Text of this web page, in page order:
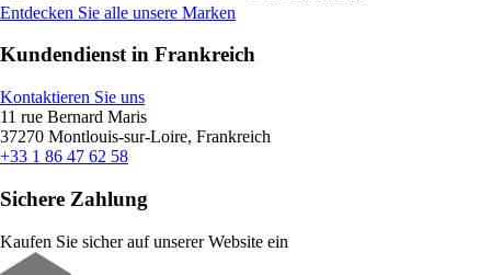
Entdecken Sie alle unsere Marken
Kundendienst in Frankreich
Kontaktieren Sie uns
11 rue Bernard Maris
37270 Montlouis-sur-Loire, Frankreich
+33 1 86 47 62 58
Sichere Zahlung
Kaufen Sie sicher auf unserer Website ein